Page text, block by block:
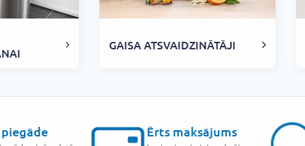
GAISA ATSVAIDZINĀTĀJI
Ērts maksājums